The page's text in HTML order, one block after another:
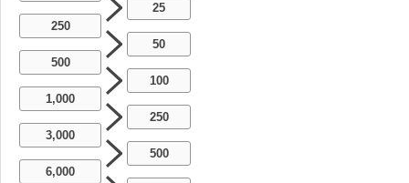
25
250
50
500
100
1,000
250
3,000
500
6,000